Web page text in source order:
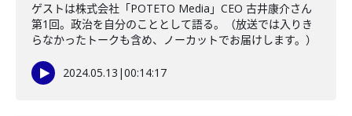
ゲストは株式会社「POTETO Media」CEO 古井康介さん
第1回。政治を自分のこととして語る。（放送では入りき
らなかったトークも含め、ノーカットでお届けします。）
2024.05.13 |00:14:17